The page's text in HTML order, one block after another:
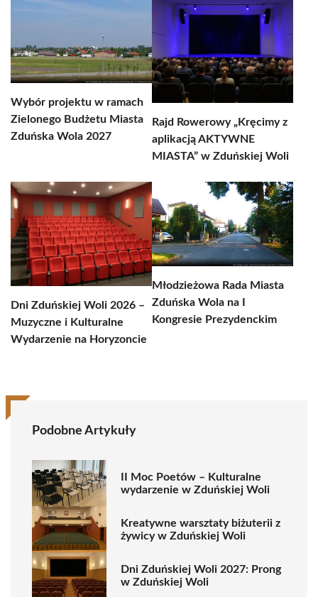
Wybór projektu w ramach
Zielonego Budżetu Miasta
Zduńska Wola 2027
Rajd Rowerowy „Kręcimy z
aplikacją AKTYWNE
MIASTA” w Zduńskiej Woli
Dni Zduńskiej Woli 2026 –
Muzyczne i Kulturalne
Wydarzenie na Horyzoncie
Młodzieżowa Rada Miasta
Zduńska Wola na I
Kongresie Prezydenckim
Podobne Artykuły
II Moc Poetów – Kulturalne
wydarzenie w Zduńskiej Woli
Kreatywne warsztaty biżuterii z
żywicy w Zduńskiej Woli
Dni Zduńskiej Woli 2027: Prong
w Zduńskiej Woli